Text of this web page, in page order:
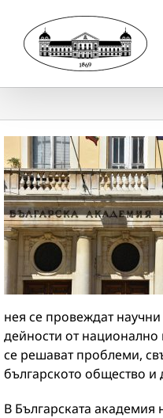
content
нея се провеждат
дейности от
се решават проблеми,
българското общество и
В Българската академия